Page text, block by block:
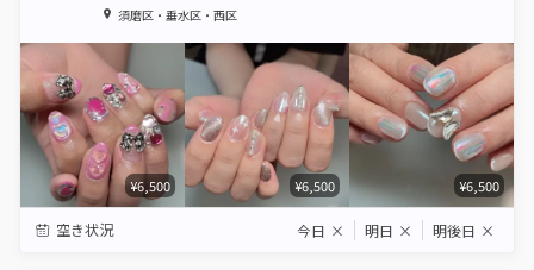
1 2 3 4 5
須磨区・垂水区・西区
¥6,500 ¥6,500 ¥6,500
空き状況 今日 × 明日 × 明後日 ×